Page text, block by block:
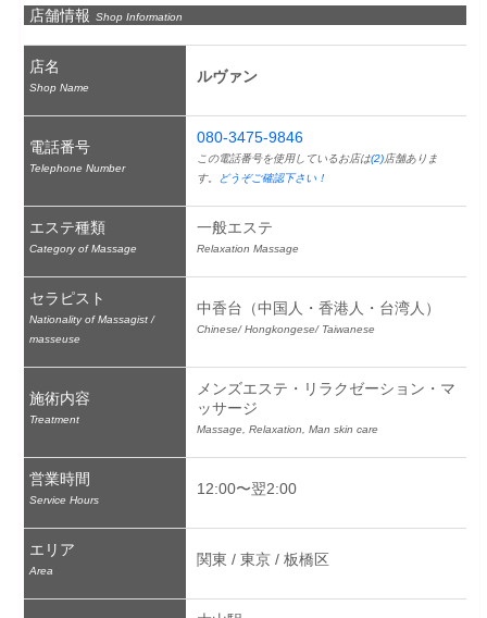
店舗情報 Shop Information
店名
Shop Name
ルヴァン
電話番号
Telephone Number
080-3475-9846
この電話番号を使用しているお店は(2)店舗ありま
す。
どうぞご確認下さい！
エステ種類
Category of Massage
一般エステ
Relaxation Massage
セラピスト
Nationality of Massagist /
masseuse
中香台（中国人・香港人・台湾人）
Chinese/ Hongkongese/ Taiwanese
施術内容
Treatment
メンズエステ・リラクゼーション・マ
ッサージ
Massage, Relaxation, Man skin care
営業時間
Service Hours
12:00〜翌2:00
エリア
Area
関東 / 東京 / 板橋区